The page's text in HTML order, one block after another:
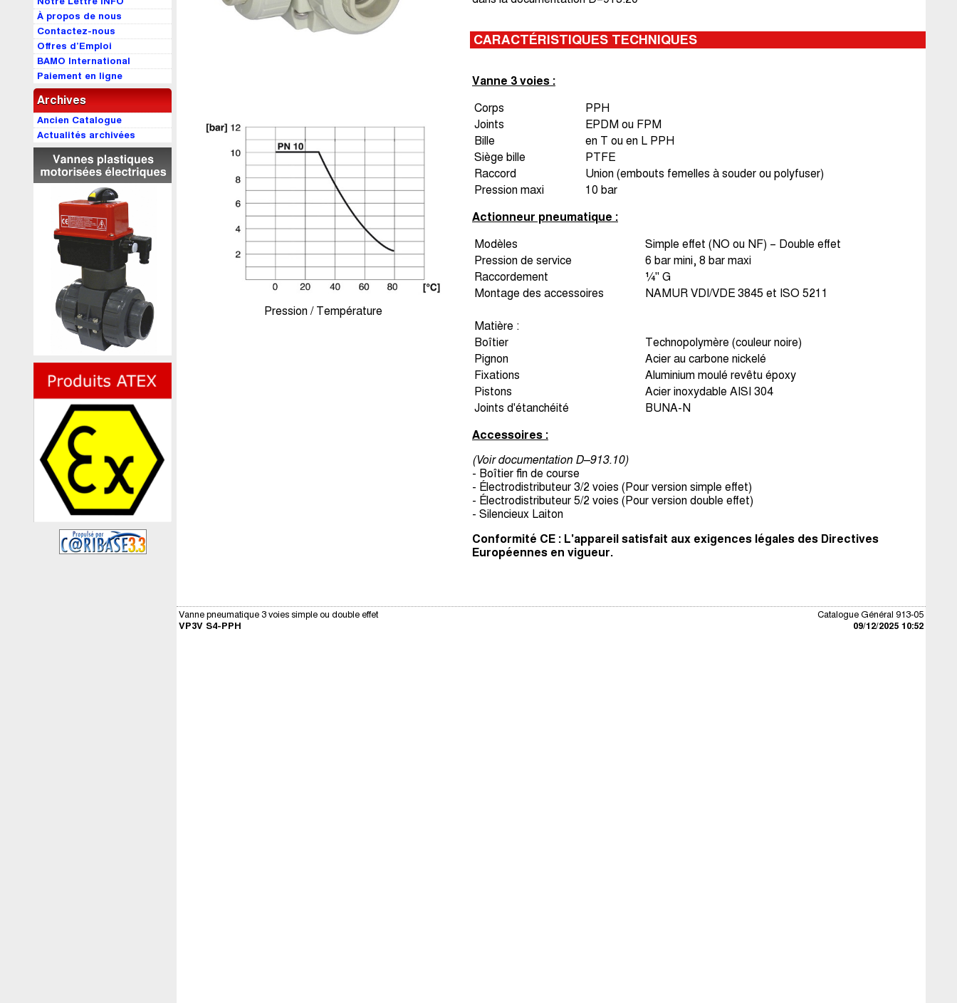
À propos de nous
Contactez-nous
Offres d’Emploi
BAMO International
Paiement en ligne
Archives
Ancien Catalogue
Actualités archivées
Pression / Température
CARACTÉRISTIQUES TECHNIQUES
Vanne 3 voies :
Corps
PPH
Joints
EPDM ou FPM
Bille
en T ou en L PPH
Siège bille
PTFE
Raccord
Union (embouts femelles à souder ou polyfuser)
Pression maxi
10 bar
Actionneur pneumatique :
Modèles
Simple effet (NO ou NF) – Double effet
Pression de service
6 bar mini, 8 bar maxi
Raccordement
¼" G
Montage des accessoires
NAMUR VDI/VDE 3845 et ISO 5211
Matière :
Boîtier
Technopolymère (couleur noire)
Pignon
Acier au carbone nickelé
Fixations
Aluminium moulé revêtu époxy
Pistons
Acier inoxydable AISI 304
Joints d'étanchéité
BUNA-N
Accessoires :
(Voir documentation D–913.10)
- Boîtier fin de course
- Électrodistributeur 3/2 voies (Pour version simple effet)
- Électrodistributeur 5/2 voies (Pour version double effet)
- Silencieux Laiton
Conformité CE : L'appareil satisfait aux exigences légales des Directives
Européennes en vigueur.
Catalogue Général 913-05
09/12/2025 10:52
Vanne pneumatique 3 voies simple ou double effet
VP3V S4-PPH